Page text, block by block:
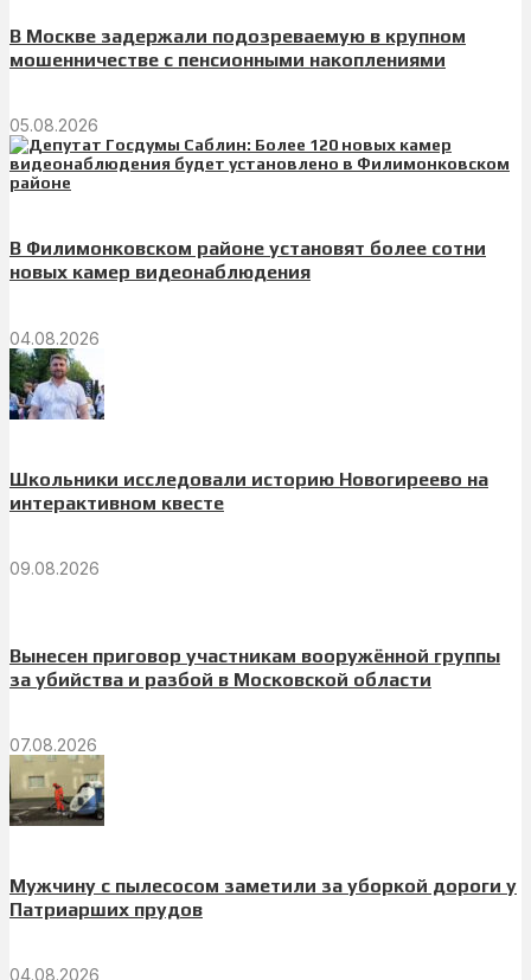
В Москве задержали подозреваемую в крупном
мошенничестве с пенсионными накоплениями
05.08.2026
В Филимонковском районе установят более сотни
новых камер видеонаблюдения
04.08.2026
Школьники исследовали историю Новогиреево на
интерактивном квесте
09.08.2026
Вынесен приговор участникам вооружённой группы
за убийства и разбой в Московской области
07.08.2026
Мужчину с пылесосом заметили за уборкой дороги у
Патриарших прудов
04.08.2026